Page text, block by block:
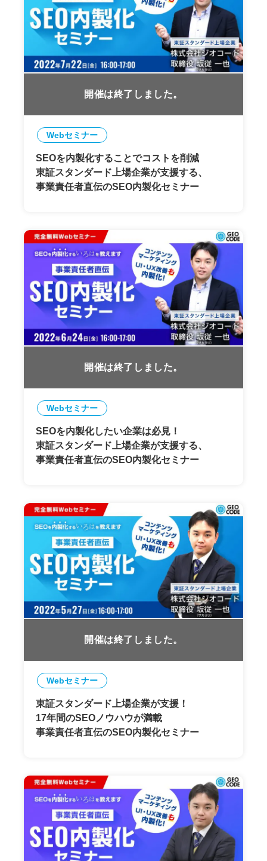
開催は終了しました。
Webセミナー
SEOを内製化することでコストを削減
東証スタンダード上場企業が支援する、
事業責任者直伝のSEO内製化セミナー
開催は終了しました。
Webセミナー
SEOを内製化したい企業は必見！
東証スタンダード上場企業が支援する、
事業責任者直伝のSEO内製化セミナー
開催は終了しました。
Webセミナー
東証スタンダード上場企業が支援！
17年間のSEOノウハウが満載
事業責任者直伝のSEO内製化セミナー